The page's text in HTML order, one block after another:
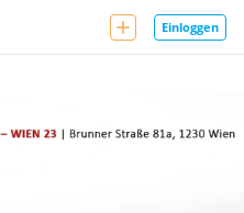
Einloggen